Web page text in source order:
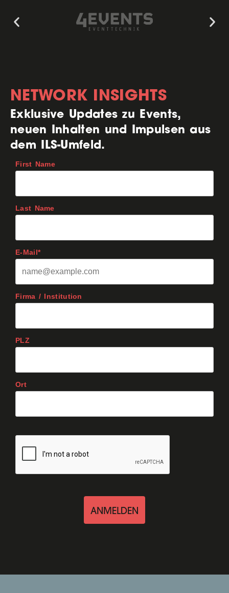
NETWORK INSIGHTS
Exklusive Updates zu Events,
neuen Inhalten und Impulsen aus
dem ILS-Umfeld.
First Name
Last Name
E-Mail*
Firma / Institution
PLZ
Ort
ANMELDEN